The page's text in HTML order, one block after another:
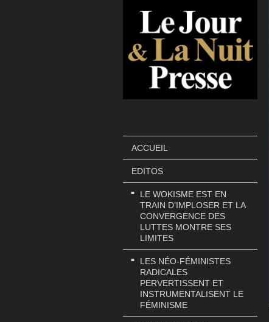
ACCUEIL
EDITOS
LE WOKISME EST EN
TRAIN D’IMPLOSER ET LA
CONVERGENCE DES
LUTTES MONTRE SES
LIMITES
LES NÉO-FÉMINISTES
RADICALES
PERVERTISSENT ET
INSTRUMENTALISENT LE
FÉMINISME